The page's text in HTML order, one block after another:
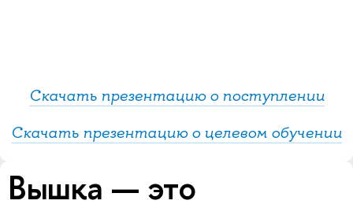
Скачать презентацию о поступлении
Скачать презентацию о целевом обучении
Вышка — это